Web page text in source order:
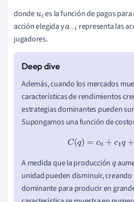
dondeui es la función de pagos
acción elegida ya−i representa las
jugadores.
Además, cuando los mercados
características de rendimientos
estrategias dominantes pueden
Supongamos una función de
C q) =c0 +c1q+c2q
A medida que la producciónq
unidad pueden disminuir, creando
dominante para producir en